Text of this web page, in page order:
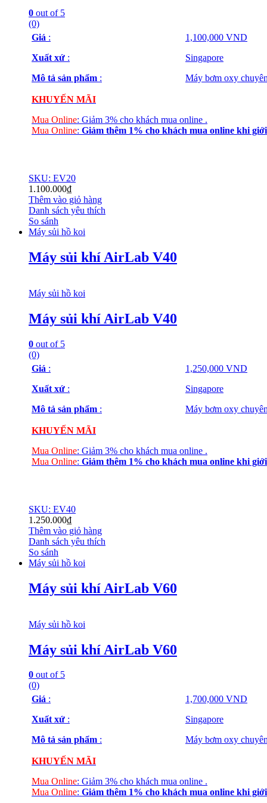
0 out of 5
(0)
Giá :
1,100,000 VND
Xuất xứ :
Singapore
Mô tả sản phẩm : Máy bơm oxy
KHUYẾN MÃI
Mua Online: Giảm 3% cho khách mua online .
Mua Online: Giảm thêm 1% cho khách mua online khi
SKU: EV20
1.100.000₫
Thêm vào giỏ hàng
Danh sách yêu thích
So sánh
Máy sủi hồ koi
Máy sủi khí AirLab V40
Máy sủi hồ koi
Máy sủi khí AirLab V40
0 out of 5
(0)
Giá :
1,250,000 VND
Xuất xứ :
Singapore
Mô tả sản phẩm : Máy bơm oxy
KHUYẾN MÃI
Mua Online: Giảm 3% cho khách mua online .
Mua Online: Giảm thêm 1% cho khách mua online khi
SKU: EV40
1.250.000₫
Thêm vào giỏ hàng
Danh sách yêu thích
So sánh
Máy sủi hồ koi
Máy sủi khí AirLab V60
Máy sủi hồ koi
Máy sủi khí AirLab V60
0 out of 5
(0)
Giá :
1,700,000 VND
Xuất xứ :
Singapore
Mô tả sản phẩm : Máy bơm oxy
KHUYẾN MÃI
Mua Online: Giảm 3% cho khách mua online .
Mua Online: Giảm thêm 1% cho khách mua online khi